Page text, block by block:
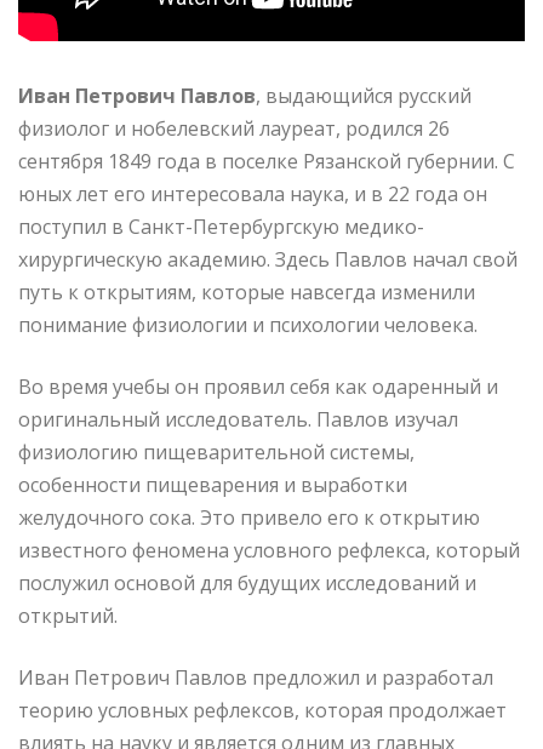
Иван Петрович Павлов, выдающийся русский
физиолог и нобелевский лауреат, родился 26
сентября 1849 года в поселке Рязанской губернии. С
юных лет его интересовала наука, и в 22 года он
поступил в Санкт-Петербургскую медико-
хирургическую академию. Здесь Павлов начал свой
путь к открытиям, которые навсегда изменили
понимание физиологии и психологии человека.
Во время учебы он проявил себя как одаренный и
оригинальный исследователь. Павлов изучал
физиологию пищеварительной системы,
особенности пищеварения и выработки
желудочного сока. Это привело его к открытию
известного феномена условного рефлекса, который
послужил основой для будущих исследований и
открытий.
Иван Петрович Павлов предложил и разработал
теорию условных рефлексов, которая продолжает
влиять на науку и является одним из главных